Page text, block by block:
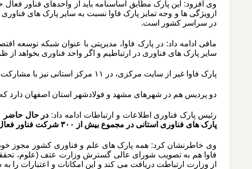
وی افزود: این پارک مطابق اساسنامه باید از واحدهای فناور
ازویژگی ها و وجه تمایز پارک فاوا نسبت به سایر پارک های
در سراسر کشور است.
مافی ادامه داد: در پارک فاوا، مدیریتی با عنوان شبکه توسعه
سایر پارک های فناوری در ارتباطیم و اگر واحد فناوری بخواهد
پارک فاوا غیر از سایت مرکزی، در ۱۱ مرکز استانی نیز با مشارکت سایر پارک های فناوری استانی دارای شعب (مراکز فناوری) است.
دو پردیس هم در شهرهای مشهد و فولادشهر استان اصفهان دارد که بالاتر از ۱۰ هکتار
رئیس پارک فناوری اطلاعات و ارتباطات ادامه داد: در حال حاضر
پارک های فناوری استانی در مجموع بیش از
شرکت فناور فعال
وی خاطرنشان کرد: همه پارک های علم و فناوری کشور مجوز خود
فاوا هم به تصویب شورای عالی گسترش وزارت عتف (علوم،
از وزارت ارتباطت دریافت می کند و این امکانات و اعتبارات